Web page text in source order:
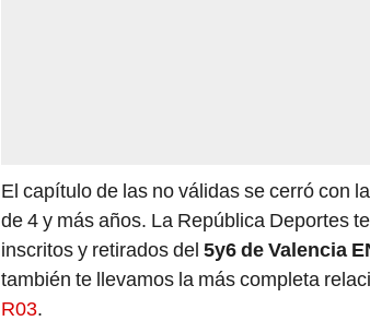
El capítulo de las no válidas se cerró con la
de 4 y más años. La República Deportes
inscritos y retirados del 5y6 de Valencia
también te llevamos la más completa
R03.